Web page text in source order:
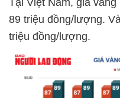
89 triệu đồng/lượng.
triệu đồng/lượng.